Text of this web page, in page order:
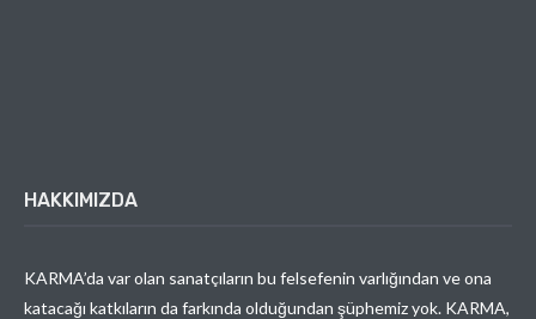
HAKKIMIZDA
KARMA’da var olan sanatçıların bu felsefenin varlığından ve ona
katacağı katkıların da farkında olduğundan şüphemiz yok. KARMA,